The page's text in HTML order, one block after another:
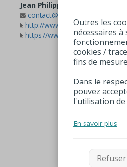
Jean Philippe MARSEILLE
http://
https://www.facebook.com/
Outres les
nécessaires à
cookies /
fins de
Dans le
pouvez
l'utilisation de
En savoir plus
Refuser